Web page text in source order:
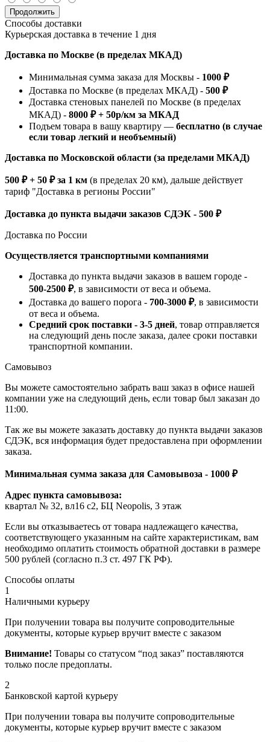
Продолжить
Способы доставки
Курьерская доставка в течение 1 дня
Доставка по Москве (в пределах МКАД)
Минимальная сумма заказа для Москвы - 1000 ₽
Доставка по Москве (в пределах МКАД) - 500 ₽
Доставка стеновых панелей по Москве (в пределах
МКАД) - 8000 ₽ + 50р/км за МКАД
Подъем товара в вашу квартиру — бесплатно (в случае
если товар легкий и необъемный)
Доставка по Московской области (за пределами МКАД)
500 ₽ + 50 ₽ за 1 км (в пределах 20 км), дальше действует
тариф "Доставка в регионы России"
Доставка до пункта выдачи заказов СДЭК - 500 ₽
Доставка по России
Осуществляется транспортными компаниями
Доставка до пункта выдачи заказов в вашем городе -
500-2500 ₽, в зависимости от веса и объема.
Доставка до вашего порога - 700-3000 ₽, в зависимости
от веса и объема.
Средний срок поставки - 3-5 дней, товар отправляется
на следующий день после заказа, далее сроки поставки
транспортной компании.
Самовывоз
Вы можете самостоятельно забрать ваш заказ в офисе нашей
компании уже на следующий день, если товар был заказан до
11:00.
Так же вы можете заказать доставку до пункта выдачи заказов
СДЭК, вся информация будет предоставлена при оформлении
заказа.
Минимальная сумма заказа для Самовывоза - 1000 ₽
Адрес пункта самовывоза:
квартал № 32, вл16 с2, БЦ Neopolis, 3 этаж
Если вы отказываетесь от товара надлежащего качества,
соответствующего указанным на сайте характеристикам, вам
необходимо оплатить стоимость обратной доставки в размере
500 рублей (согласно п.3 ст. 497 ГК РФ).
Способы оплаты
1
Наличными курьеру
При получении товара вы получите сопроводительные
документы, которые курьер вручит вместе с заказом
Внимание! Товары со статусом “под заказ” поставляются
только после предоплаты.
2
Банковской картой курьеру
При получении товара вы получите сопроводительные
документы, которые курьер вручит вместе с заказом